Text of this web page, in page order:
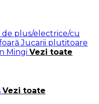
de plus/electrice/cu
Jucarii plutitoare
Mingi Vezi toate
Vezi toate